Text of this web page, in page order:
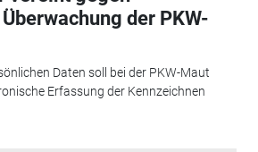
der PKW-
Daten soll bei der PKW-Maut
Erfassung der Kennzeichnen